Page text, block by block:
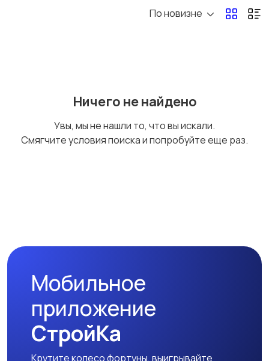
картридеры
запчасти
По новизне
Ничего не найдено
Увы, мы не нашли то, что вы искали.
Смягчите условия поиска и попробуйте еще раз.
Мобильное
приложение
СтройКа
Крутите колесо фортуны, выигрывайте